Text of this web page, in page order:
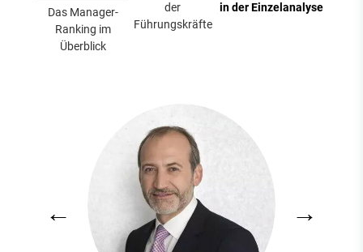
Das Manager-
Ranking im
Überblick
der
Führungskräfte
in der Einzelanalyse
← →